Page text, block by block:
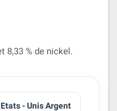
8,33 % de nickel.
Etats - Unis Argent